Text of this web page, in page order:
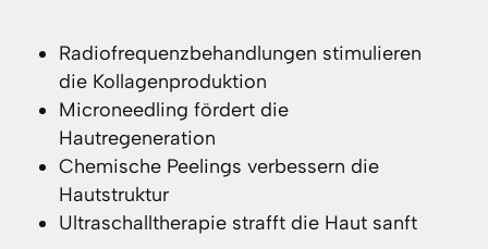
Radiofrequenzbehandlungen stimulieren
die Kollagenproduktion
Microneedling fördert die
Hautregeneration
Chemische Peelings verbessern die
Hautstruktur
Ultraschalltherapie strafft die Haut sanft